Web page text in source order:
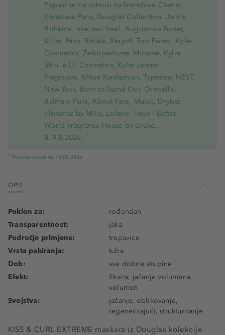
Popust se ne odnosi na brendove Chanel,
Kérastase Paris, Douglas Collection, Jardin
Bohème, one.two.free!, Augustinus Bader,
Kilian Paris, Rituals, Xerjoff, Too Faced, Kylie
Cosmetics, Zarkoperfume, Morphe, Kylie
Skin, e.l.f. Cosmetics, Kylie Jenner
Fragrance, Khloe Kardashian, Typebea, NEST
New York, Born to Stand Out, Orebella,
Balmain Paris, About-Face, Mulac, Drybar,
Florence by Mills, Lolavie, Iraye i Better
World Fragrance House by Drake.
8.-9.8.2026. *1
*1 Ponuda vrijedi do 10.08.2026
OPIS
KISS & CURL EXTREME maskara iz Douglas kolekcije
Poklon za:
rođendan
Transparentnost:
jaka
Područje primjene:
trepavice
Vrsta pakiranja:
tuba
Dob:
sve dobne skupine
Efekt:
fiksira, jačanje volumena,
volumen
Svojstva:
jačanje, oblikovanje,
regenerirajući, strukturiranje